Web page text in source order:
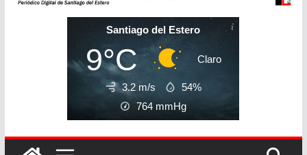
Santiago del Estero
9°C Claro
3.2 m/s
54%
764 mmHg